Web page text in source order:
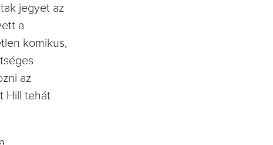
jegyet az
a
komikus,
az
Hill tehát